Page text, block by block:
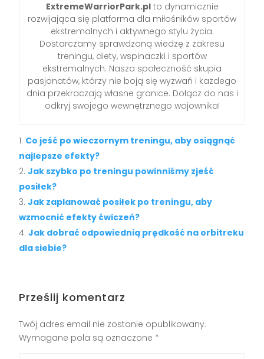
ExtremeWarriorPark.plto dynamicznie
rozwijająca się platforma dla miłośników sportów
ekstremalnych i aktywnego stylu życia.
Dostarczamy sprawdzoną wiedzę z zakresu
treningu, diety, wspinaczki i sportów
ekstremalnych. Nasza społeczność skupia
pasjonatów, którzy nie boją się wyzwań i każdego
dnia przekraczają własne granice. Dołącz do nas i
odkryj swojego wewnętrznego wojownika!
Co jeść po wieczornym treningu, aby osiągnąć
najlepsze efekty?
Jak szybko po treningu powinniśmy zjeść
posiłek?
Jak zaplanować posiłek po treningu, aby
wzmocnić efekty ćwiczeń?
Jak dobrać odpowiednią prędkość na orbitreku
dla siebie?
Prześlij komentarz
Twój adres email nie zostanie opublikowany.
Wymagane pola są oznaczone *